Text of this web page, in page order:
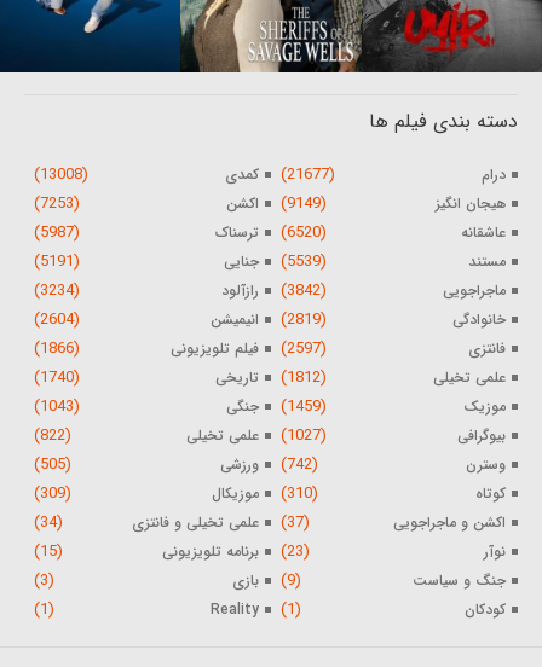
دسته بندی فیلم ها
درام (21677) کمدی (13008)
هیجان انگیز (9149) اکشن (7253)
عاشقانه (6520) ترسناک (5987)
مستند (5539) جنایی (5191)
ماجراجویی (3842) رازآلود (3234)
خانوادگی (2819) انیمیشن (2604)
فانتزی (2597) فیلم تلویزیونی (1866)
علمی تخیلی (1812) تاریخی (1740)
موزیک (1459) جنگی (1043)
بیوگرافی (1027) علمی تخیلی (822)
وسترن (742) ورزشی (505)
کوتاه (310) موزیکال (309)
اکشن و ماجراجویی (37) علمی تخیلی و فانتزی (34)
نوآر (23) برنامه تلویزیونی (15)
جنگ و سیاست (9) بازی (3)
کودکان (1)
Reality
(1)